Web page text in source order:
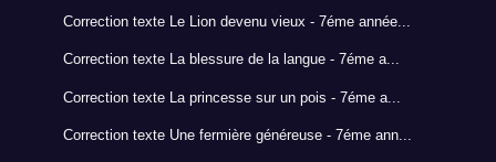
Correction texte Le Lion devenu vieux - 7éme année...
Correction texte La blessure de la langue - 7éme a...
Correction texte La princesse sur un pois - 7éme a...
Correction texte Une fermière généreuse - 7éme ann...